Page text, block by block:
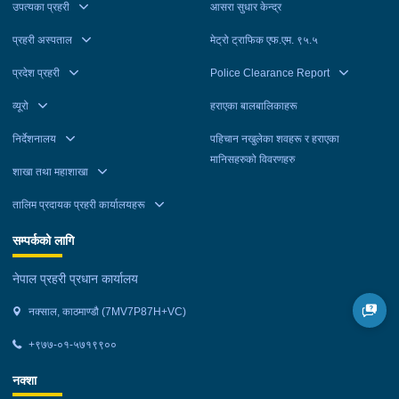
बाट, कमलालाई काठमाडौं महानगरपालिका-२६ बाट र तुलसीरामलाई काठमाडौं
महानगरपालिका-९ बाट बुधबार पक्राउ गरेको हो । उनीहरूलाई आवश्यक
पठाइएको छ ।
उपत्यका प्रहरी
प्रहरी अस्पताल
प्रदेश प्रहरी
व्यूरो
निर्देशनालय
शाखा तथा महाशाखा
तालिम प्रदायक प्रहरी कार्यालयहरू
आसरा सुधार केन्द्र
मेट्रो ट्राफिक एफ.एम. ९५.५
Police Clearance Report
हराएका बालबालिकाहरू
पहिचान नखुलेका शवहरू र हराएका
मानिसहरुको विवरणहरु
सम्पर्कको लागि
नेपाल प्रहरी प्रधान कार्यालय
नक्साल, काठमाण्डौ (7MV7P87H+VC)
+९७७-०१-५७१९९००
नक्शा